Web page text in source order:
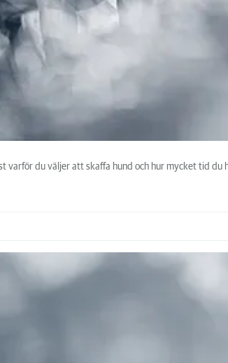
varför du väljer att skaffa hund och hur mycket tid du